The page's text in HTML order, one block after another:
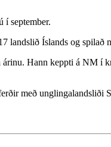
í september.
landslið Íslands og spilað
árinu. Hann keppti á NM í
með unglingalandsliði